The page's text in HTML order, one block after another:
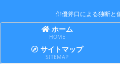
俳優斧口による独断と
ホーム
HOME
サイトマップ
SITEMAP